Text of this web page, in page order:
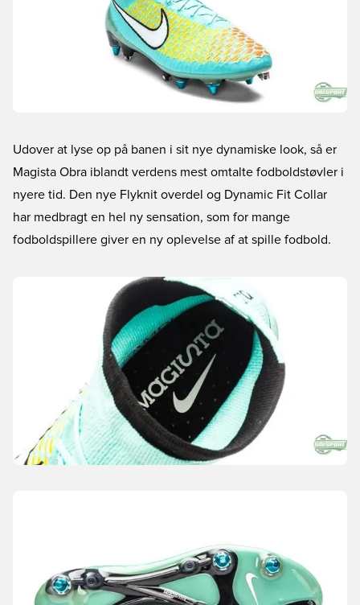
Udover at lyse op på banen i sit nye dynamiske look, så er
Magista Obra iblandt verdens mest omtalte fodboldstøvler i
nyere tid. Den nye Flyknit overdel og Dynamic Fit Collar
har medbragt en hel ny sensation, som for mange
fodboldspillere giver en ny oplevelse af at spille fodbold.